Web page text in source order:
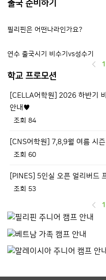
출국 준비하기
필리핀은 어떤나라인가요?
연수 출국시기 비수기vs성수기
1
학교 프로모션
[CELLA어학원] 2026 하반기
안내♥
조회 84
[CNS어학원] 7,8,9월 여름 시
조회 60
[PINES] 5인실 오픈 얼리버드
조회 53
1